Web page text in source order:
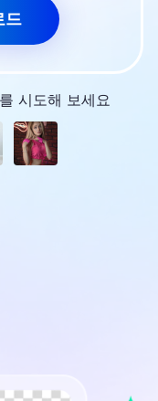
드
시도해 보세요